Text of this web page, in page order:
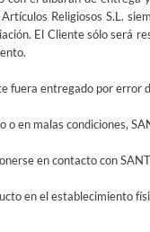
Religiosos S.L.
El Cliente sólo será
fuera entregado por error
o en malas condiciones,
en contacto con
en el establecimiento